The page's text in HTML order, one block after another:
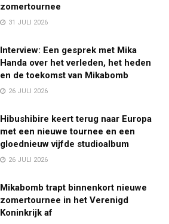
zomertournee
31 JULI 2026
Interview: Een gesprek met Mika
Handa over het verleden, het heden
en de toekomst van Mikabomb
26 JULI 2026
Hibushibire keert terug naar Europa
met een nieuwe tournee en een
gloednieuw vijfde studioalbum
26 JULI 2026
Mikabomb trapt binnenkort nieuwe
zomertournee in het Verenigd
Koninkrijk af